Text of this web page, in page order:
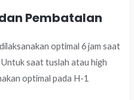
Pembatalan
optimal 6 jam saat
saat tuslah atau high
optimal pada H-1